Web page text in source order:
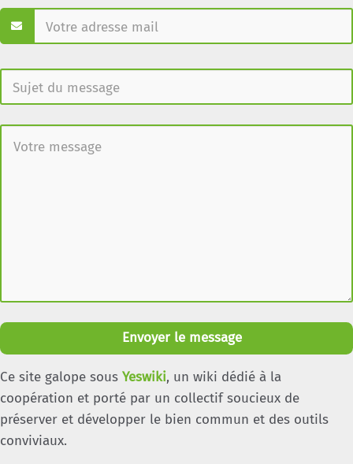
Envoyer le message
Ce site galope sous Yeswiki, un wiki dédié à la
coopération et porté par un collectif soucieux de
préserver et développer le bien commun et des outils
conviviaux.